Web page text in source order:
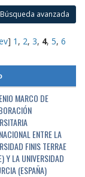
Búsqueda avanzada
] 1 , 2, 3, 4, 5, 6
MARCO DE
ENTRE LA
FINIS TERRAE
Y LA UNIVERSIDAD
(ESPAÑA)